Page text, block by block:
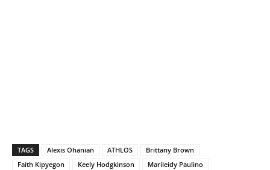
TAGS Alexis Ohanian ATHLOS
Brittany Brown
Faith Kipyegon
Keely Hodgkinson
Marileidy Paulino